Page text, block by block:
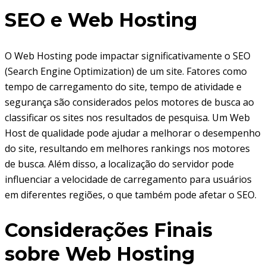
SEO e Web Hosting
O Web Hosting pode impactar significativamente o SEO
(Search Engine Optimization) de um site. Fatores como
tempo de carregamento do site, tempo de atividade e
segurança são considerados pelos motores de busca ao
classificar os sites nos resultados de pesquisa. Um Web
Host de qualidade pode ajudar a melhorar o desempenho
do site, resultando em melhores rankings nos motores
de busca. Além disso, a localização do servidor pode
influenciar a velocidade de carregamento para usuários
em diferentes regiões, o que também pode afetar o SEO.
Considerações Finais
sobre Web Hosting